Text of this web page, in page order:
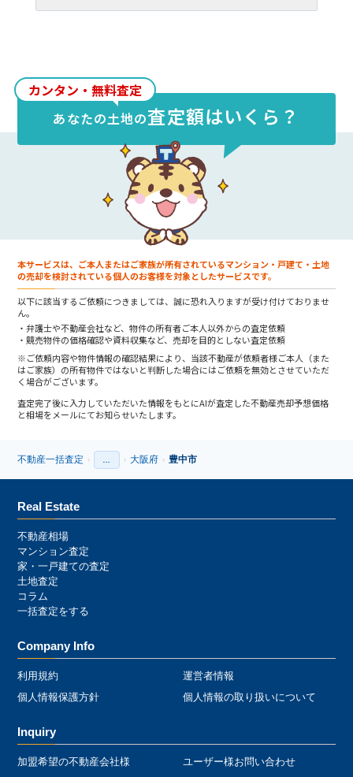
50.2万円/坪（約
カンタン・無料査定
あなたの土地の査定額はいくら？
本サービスは、ご本人またはご家族が所有されているマンション・戸建て・土地
の売却を検討されている個人のお客様を対象としたサービスです。
以下に該当するご依頼につきましては、誠に恐れ入りますが受け付けておりませ
ん。
弁護士や不動産会社など、物件の所有者ご本人以外からの査定依頼
競売物件の価格確認や資料収集など、売却を目的としない査定依頼
※ご依頼内容や物件情報の確認結果により、当該不動産が依頼者様ご本人（また
はご家族）の所有物件ではないと判断した場合にはご依頼を無効とさせていただ
く場合がございます。
査定完了後に入力していただいた情報をもとにAIが査定した不動産売却予想価格
と相場をメールにてお知らせいたします。
不動産一括査定 › › 大阪府 › 豊中市
Real Estate
不動産相場
マンション査定
家・一戸建ての査定
土地査定
コラム
一括査定をする
Company Info
利用規約
運営者情報
個人情報保護方針
個人情報の取り扱いについて
Inquiry
加盟希望の不動産会社様 ユーザー様お問い合わせ